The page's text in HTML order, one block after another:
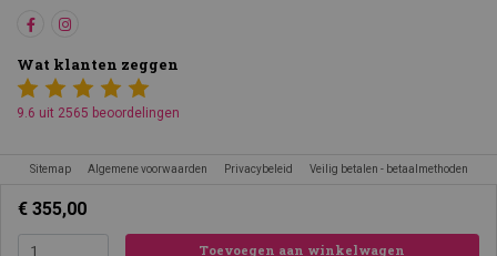
€ 355,00
Toevoegen aan winkelwagen
Wat klanten zeggen
9.6 uit 2565 beoordelingen
Sitemap Algemene voorwaarden Privacybeleid Veilig betalen - betaalmethoden